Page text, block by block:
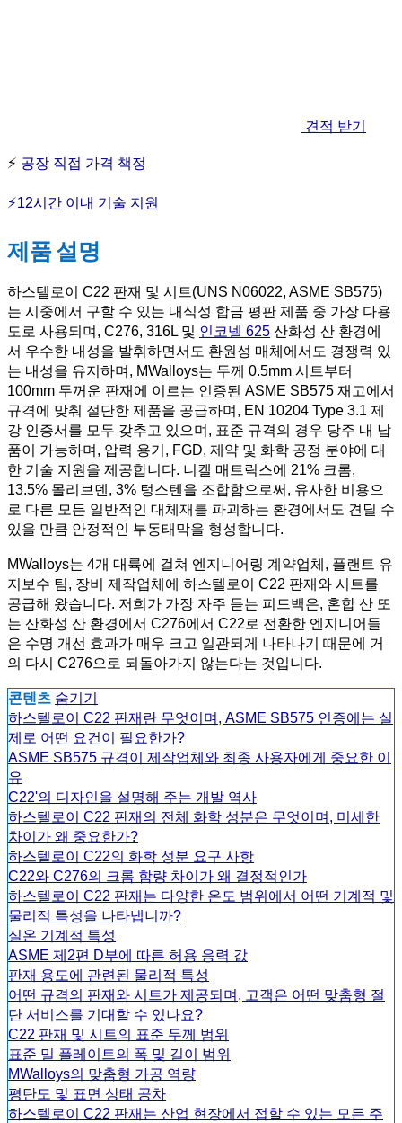
견적 받기
⚡ 공장 직접 가격 책정
⚡12시간 이내 기술 지원
제품 설명
하스텔로이 C22 판재 및 시트(UNS N06022, ASME SB575)
는 시중에서 구할 수 있는 내식성 합금 평판 제품 중 가장 다용
도로 사용되며, C276, 316L 및 인코넬 625 산화성 산 환경에
서 우수한 내성을 발휘하면서도 환원성 매체에서도 경쟁력 있
는 내성을 유지하며, MWalloys는 두께 0.5mm 시트부터
100mm 두꺼운 판재에 이르는 인증된 ASME SB575 재고에서
규격에 맞춰 절단한 제품을 공급하며, EN 10204 Type 3.1 제
강 인증서를 모두 갖추고 있으며, 표준 규격의 경우 당주 내 납
품이 가능하며, 압력 용기, FGD, 제약 및 화학 공정 분야에 대
한 기술 지원을 제공합니다. 니켈 매트릭스에 21% 크롬,
13.5% 몰리브덴, 3% 텅스텐을 조합함으로써, 유사한 비용으
로 다른 모든 일반적인 대체재를 파괴하는 환경에서도 견딜 수
있을 만큼 안정적인 부동태막을 형성합니다.
MWalloys는 4개 대륙에 걸쳐 엔지니어링 계약업체, 플랜트 유
지보수 팀, 장비 제작업체에 하스텔로이 C22 판재와 시트를
공급해 왔습니다. 저희가 가장 자주 듣는 피드백은, 혼합 산 또
는 산화성 산 환경에서 C276에서 C22로 전환한 엔지니어들
은 수명 개선 효과가 매우 크고 일관되게 나타나기 때문에 거
의 다시 C276으로 되돌아가지 않는다는 것입니다.
콘텐츠 숨기기
하스텔로이 C22 판재란 무엇이며, ASME SB575 인증에는 실
제로 어떤 요건이 필요한가?
ASME SB575 규격이 제작업체와 최종 사용자에게 중요한 이
유
C22'의 디자인을 설명해 주는 개발 역사
하스텔로이 C22 판재의 전체 화학 성분은 무엇이며, 미세한
차이가 왜 중요한가?
하스텔로이 C22의 화학 성분 요구 사항
C22와 C276의 크롬 함량 차이가 왜 결정적인가
하스텔로이 C22 판재는 다양한 온도 범위에서 어떤 기계적 및
물리적 특성을 나타냅니까?
실온 기계적 특성
ASME 제2편 D부에 따른 허용 응력 값
판재 용도에 관련된 물리적 특성
어떤 규격의 판재와 시트가 제공되며, 고객은 어떤 맞춤형 절
단 서비스를 기대할 수 있나요?
C22 판재 및 시트의 표준 두께 범위
표준 밀 플레이트의 폭 및 길이 범위
MWalloys의 맞춤형 가공 역량
평탄도 및 표면 상태 공차
하스텔로이 C22 판재는 산업 현장에서 접할 수 있는 모든 주